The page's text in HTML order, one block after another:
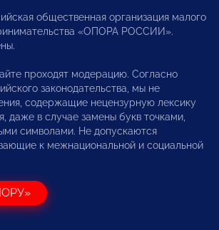
общественная организация малого
«ОПОРА РОССИИ».
проходят модерацию. Согласно
законодательства, мы не
содержащие нецензурную лексику
даже в случае замены букв точками,
символами. Не допускаются
к межнациональной и социальной